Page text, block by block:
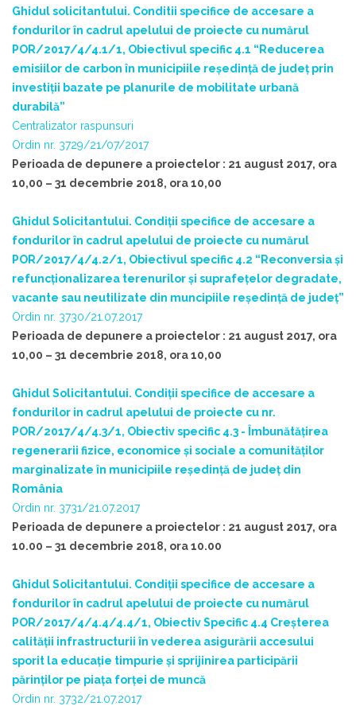
Ghidul solicitantului. Conditii specifice de accesare a
fondurilor în cadrul apelului de proiecte cu numărul
POR/2017/4/4.1/1, Obiectivul specific 4.1 “Reducerea
emisiilor de carbon în municipiile reședință de județ prin
investiții bazate pe planurile de mobilitate urbană
durabilă”
Centralizator raspunsuri
Ordin nr. 3729/21/07/2017
Perioada de depunere a proiectelor : 21 august 2017, ora
10,00 – 31 decembrie 2018, ora 10,00
Ghidul Solicitantului. Condiții specifice de accesare a
fondurilor în cadrul apelului de proiecte cu numărul
POR/2017/4/4.2/1, Obiectivul specific 4.2 “Reconversia și
refuncționalizarea terenurilor și suprafețelor degradate,
vacante sau neutilizate din muncipiile reşedinţă de judeţ”
Ordin nr. 3730/21.07.2017
Perioada de depunere a proiectelor : 21 august 2017, ora
10,00 – 31 decembrie 2018, ora 10,00
Ghidul Solicitantului. Condiții specifice de accesare a
fondurilor in cadrul apelului de proiecte cu nr.
POR/2017/4/4.3/1, Obiectiv specific 4.3 - Îmbunătățirea
regenerarii fizice, economice și sociale a comunităților
marginalizate în municipiile reședință de județ din
România
Ordin nr. 3731/21.07.2017
Perioada de depunere a proiectelor : 21 august 2017, ora
10.00 – 31 decembrie 2018, ora 10.00
Ghidul Solicitantului. Condiții specifice de accesare a
fondurilor în cadrul apelului de proiecte cu numărul
POR/2017/4/4.4/4.4/1, Obiectiv Specific 4.4 Creșterea
calității infrastructurii în vederea asigurării accesului
sporit la educaţie timpurie şi sprijinirea participării
părinţilor pe piaţa forţei de muncă
Ordin nr. 3732/21.07.2017